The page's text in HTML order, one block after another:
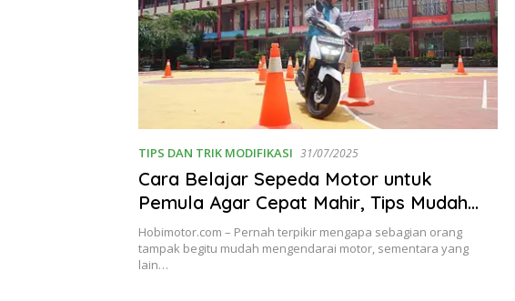
TIPS DAN TRIK MODIFIKASI 31/07/2025
Cara Belajar Sepeda Motor untuk
Pemula Agar Cepat Mahir, Tips Mudah
dan Aman!
Hobimotor.com – Pernah terpikir mengapa sebagian orang
tampak begitu mudah mengendarai motor, sementara yang
lain…